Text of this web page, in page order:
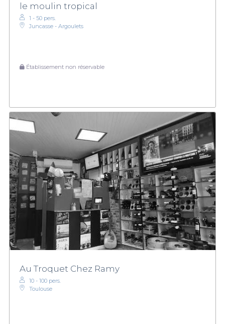
le moulin tropical
1 - 50 pers.
Juncasse - Argoulets
Établissement non réservable
Au Troquet Chez Ramy
10 - 100 pers.
Toulouse